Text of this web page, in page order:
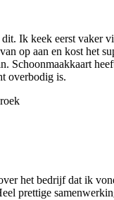
Ik keek eerst vaker
op aan en kost het
Schoonmaakkaart
overbodig is.
het bedrijf dat ik
prettige